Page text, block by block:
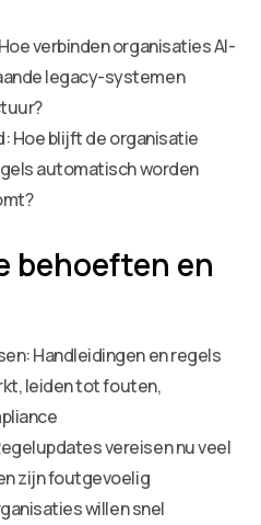
verbinden organisaties AI-
legacy-systemen
Hoe blijft de organisatie
automatisch worden
behoeften en
Handleidingen en regels
leiden tot fouten,
vereisen nu veel
zijn foutgevoelig
willen snel